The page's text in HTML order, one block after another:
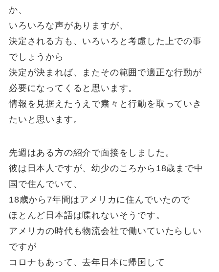
か、
いろいろな声がありますが、
決定される方も、いろいろと考慮した上での事
でしょうから
決定が決まれば、またその範囲で適正な行動が
必要になってくると思います。
情報を見据えたうえで粛々と行動を取っていき
たいと思います。
先週はある方の紹介で面接をしました。
彼は日本人ですが、幼少のころから18歳まで中
国で住んでいて、
18歳から7年間はアメリカに住んでいたので
ほとんど日本語は喋れないそうです。
アメリカの時代も物流会社で働いていたらしい
ですが
コロナもあって、去年日本に帰国して